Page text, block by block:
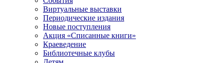
Виртуальные выставки
Периодические издания
Новые поступления
Акция «Списанные книги»
Краеведение
Библиотечные клубы